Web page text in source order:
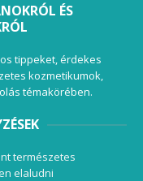
ÉS
tippeket, érdekes
kozmetikumok,
témakörében.
természetes
elaludni